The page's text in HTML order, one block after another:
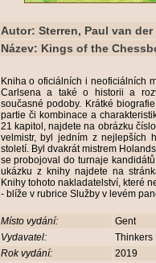
Autor: Sterren, Paul van der
Název: Kings of the
Kniha o oficiálních i neoficiálních
Carlsena a také o historii a
současné podoby. Krátké
partie či kombinace a
21 kapitol, najdete na obrázku
velmistr, byl jedním z nejlepších
století. Byl dvakrát mistrem
se probojoval do turnaje
ukázku z knihy najdete na
Knihy tohoto nakladatelství, které
- blíže v rubrice Služby v levém
Místo vydání:
Gent
Vydavatel:
Rok vydání:
2019